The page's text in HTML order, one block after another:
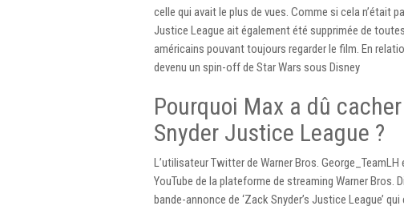
celle qui avait le plus de vues. Comme si cela n’était
Justice League ait également été supprimée de
américains pouvant toujours regarder le film. En
devenu un spin-off de Star Wars sous Disney
Pourquoi Max a dû
Snyder Justice League ?
L’utilisateur Twitter de Warner Bros.
YouTube de la plateforme de streaming Warner Bros.
bande-annonce de ‘Zack Snyder’s Justice League’